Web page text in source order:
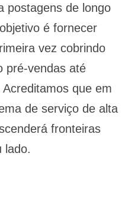
postagens de longo
é fornecer
vez cobrindo
pré-vendas até
que em
de serviço de alta
fronteiras
lado.